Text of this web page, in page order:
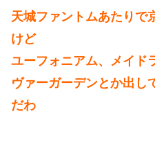
天城ファントムあたりで
けど
ユーフォニアム、メイド
ヴァーガーデンとか出し
だわ